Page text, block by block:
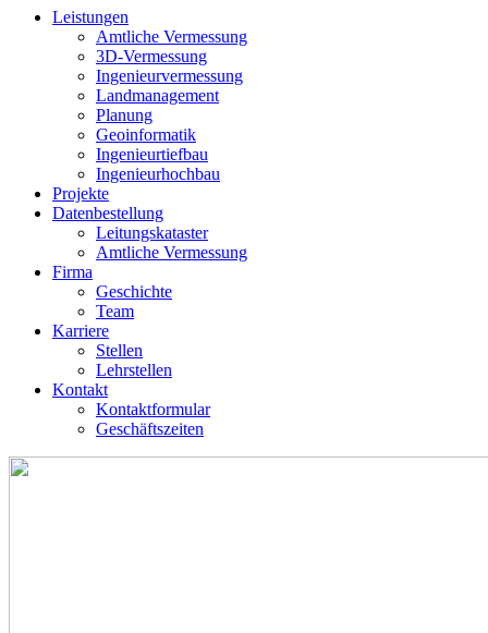
Leistungen
Amtliche Vermessung
3D-Vermessung
Ingenieur­vermessung
Land­management
Planung
Geoinformatik
Ingenieurtiefbau
Ingenieurhochbau
Projekte
Datenbestellung
Leitungskataster
Amtliche Vermessung
Firma
Geschichte
Team
Karriere
Stellen
Lehrstellen
Kontakt
Kontaktformular
Geschäftszeiten